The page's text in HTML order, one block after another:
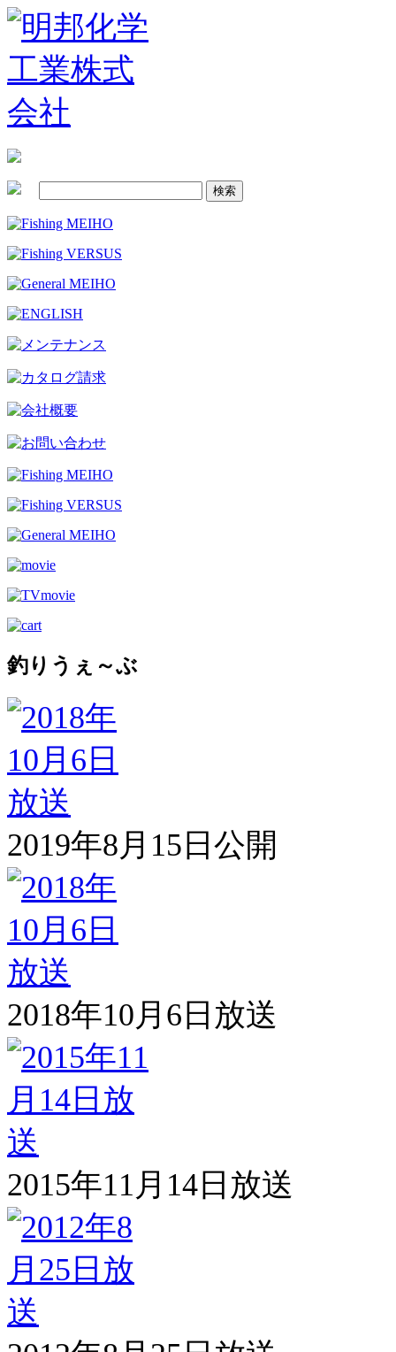
釣りうぇ～ぶ
2019年8月15日公開
2018年10月6日放送
2015年11月14日放送